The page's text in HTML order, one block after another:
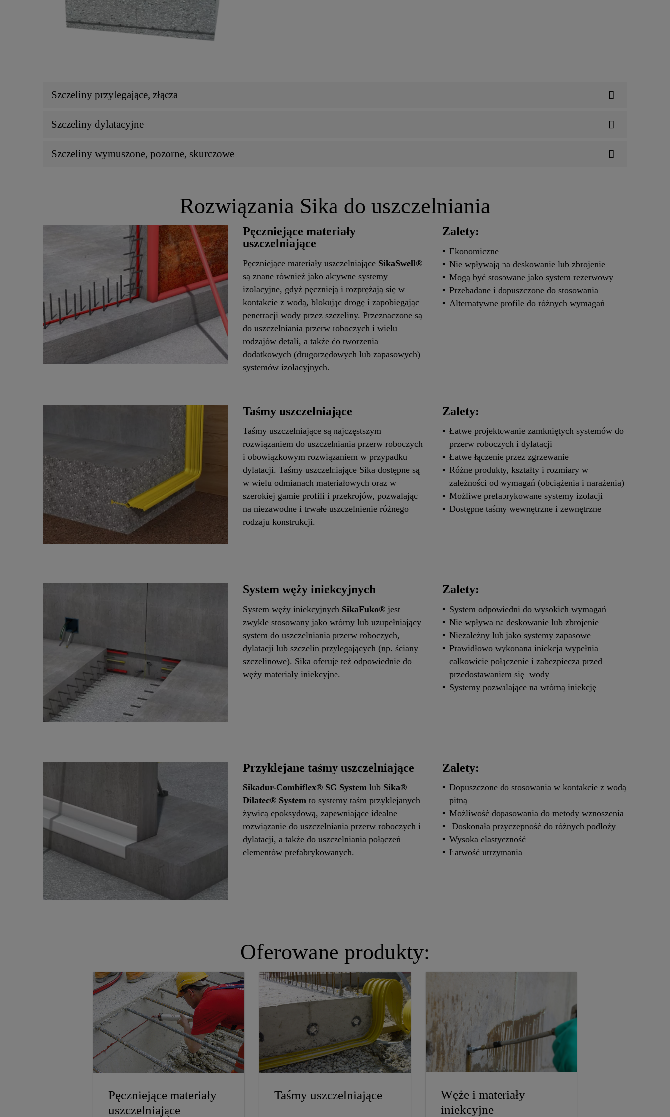
Szczeliny przylegające, złącza
Szczeliny dylatacyjne
Szczeliny wymuszone, pozorne, skurczowe
Rozwiązania Sika do uszczelniania
Pęczniejące materiały
uszczelniające
Pęczniejące materiały uszczelniające SikaSwell®
są znane również jako aktywne systemy
izolacyjne, gdyż pęcznieją i rozprężają się w
kontakcie z wodą, blokując drogę i zapobiegając
penetracji wody przez szczeliny. Przeznaczone są
do uszczelniania przerw roboczych i wielu
rodzajów detali, a także do tworzenia
dodatkowych (drugorzędowych lub zapasowych)
systemów izolacyjnych.
Zalety:
Ekonomiczne
Nie wpływają na deskowanie lub zbrojenie
Mogą być stosowane jako system rezerwowy
Przebadane i dopuszczone do stosowania
Alternatywne profile do różnych wymagań
Taśmy uszczelniające
Taśmy uszczelniające są najczęstszym
rozwiązaniem do uszczelniania przerw roboczych
i obowiązkowym rozwiązaniem w przypadku
dylatacji. Taśmy uszczelniające Sika dostępne są
w wielu odmianach materiałowych oraz w
szerokiej gamie profili i przekrojów, pozwalając
na niezawodne i trwałe uszczelnienie różnego
rodzaju konstrukcji.
Zalety:
Łatwe projektowanie zamkniętych systemów do
przerw roboczych i dylatacji
Łatwe łączenie przez zgrzewanie
Różne produkty, kształty i rozmiary w
zależności od wymagań (obciążenia i narażenia)
Możliwe prefabrykowane systemy izolacji
Dostępne taśmy wewnętrzne i zewnętrzne
System węży iniekcyjnych
System węży iniekcyjnych SikaFuko®jest
zwykle stosowany jako wtórny lub uzupełniający
system do uszczelniania przerw roboczych,
dylatacji lub szczelin przylegających (np. ściany
szczelinowe). Sika oferuje też odpowiednie do
węży materiały iniekcyjne.
Zalety:
System odpowiedni do wysokich wymagań
Nie wpływa na deskowanie lub zbrojenie
Niezależny lub jako systemy zapasowe
Prawidłowo wykonana iniekcja wypełnia
całkowicie połączenie i zabezpiecza przed
przedostawaniem się wody
Systemy pozwalające na wtórną iniekcję
Przyklejane taśmy uszczelniające
Sikadur-Combiflex® SG Systemlub Sika®
Dilatec® System to systemy taśm przyklejanych
żywicą epoksydową, zapewniające idealne
rozwiązanie do uszczelniania przerw roboczych i
dylatacji, a także do uszczelniania połączeń
elementów prefabrykowanych.
Zalety:
Dopuszczone do stosowania w kontakcie z wodą
pitną
Możliwość dopasowania do metody wznoszenia
Doskonała przyczepność do różnych podłoży
Wysoka elastyczność
Łatwość utrzymania
Oferowane produkty:
Pęczniejące materiały
uszczelniające
Taśmy uszczelniające
Węże i materiały
iniekcyjne